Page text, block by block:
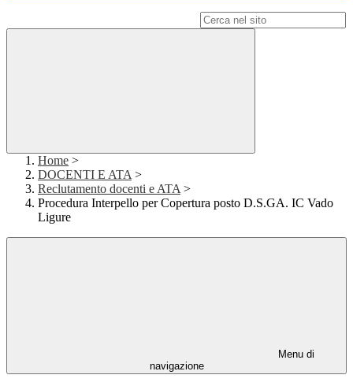
Home >
DOCENTI E ATA >
Reclutamento docenti e ATA >
Procedura Interpello per Copertura posto D.S.GA. IC Vado
Ligure
Menu di
navigazione